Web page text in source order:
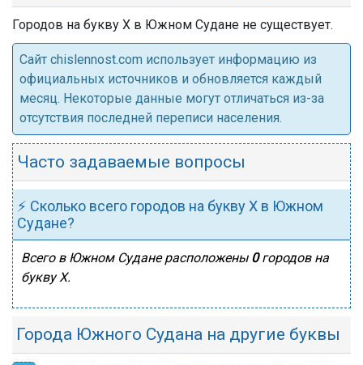
Городов на букву Х в Южном Судане не существует.
Cайт chislennost.com использует информацию из
официальных источников и обновляется каждый
месяц. Некоторые данные могут отличаться из-за
отсутствия последней переписи населения.
Часто задаваемые вопросы
⚡ Сколько всего городов на букву Х в Южном
Судане?
Всего в Южном Судане расположены 0городов на
букву Х.
Города Южного Судана на другие буквы